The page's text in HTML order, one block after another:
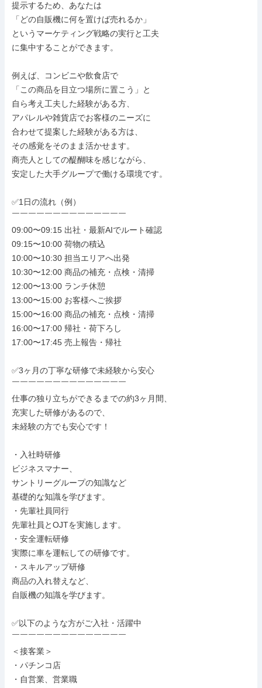
提示するため、あなたは
「どの自販機に何を置けば売れるか」
というマーケティング戦略の実行と工夫
に集中することができます。
例えば、コンビニや飲食店で
「この商品を目立つ場所に置こう」と
自ら考え工夫した経験がある方、
アパレルや雑貨店でお客様のニーズに
合わせて提案した経験がある方は、
その感覚をそのまま活かせます。
商売人としての醍醐味を感じながら、
安定した大手グループで働ける環境です。
✅1日の流れ（例）
￣￣￣￣￣￣￣￣￣￣￣￣￣￣
09:00〜09:15 出社・最新AIでルート確認
09:15〜10:00 荷物の積込
10:00〜10:30 担当エリアへ出発
10:30〜12:00 商品の補充・点検・清掃
12:00〜13:00 ランチ休憩
13:00〜15:00 お客様へご挨拶
15:00〜16:00 商品の補充・点検・清掃
16:00〜17:00 帰社・荷下ろし
17:00〜17:45 売上報告・帰社
✅3ヶ月の丁寧な研修で未経験から安心
￣￣￣￣￣￣￣￣￣￣￣￣￣￣
仕事の独り立ちができるまでの約3ヶ月間、
充実した研修があるので、
未経験の方でも安心です！
・入社時研修
ビジネスマナー、
サントリーグループの知識など
基礎的な知識を学びます。
・先輩社員同行
先輩社員とOJTを実施します。
・安全運転研修
実際に車を運転しての研修です。
・スキルアップ研修
商品の入れ替えなど、
自販機の知識を学びます。
✅以下のような方がご入社・活躍中
￣￣￣￣￣￣￣￣￣￣￣￣￣￣
＜接客業＞
・パチンコ店
・自営業、営業職